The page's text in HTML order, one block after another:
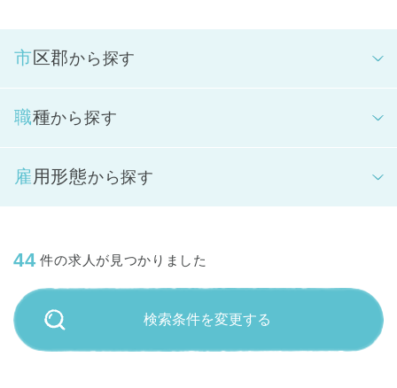
市区郡から探す
職種から探す
雇用形態から探す
44 件の求人が見つかりました
検索条件を変更する